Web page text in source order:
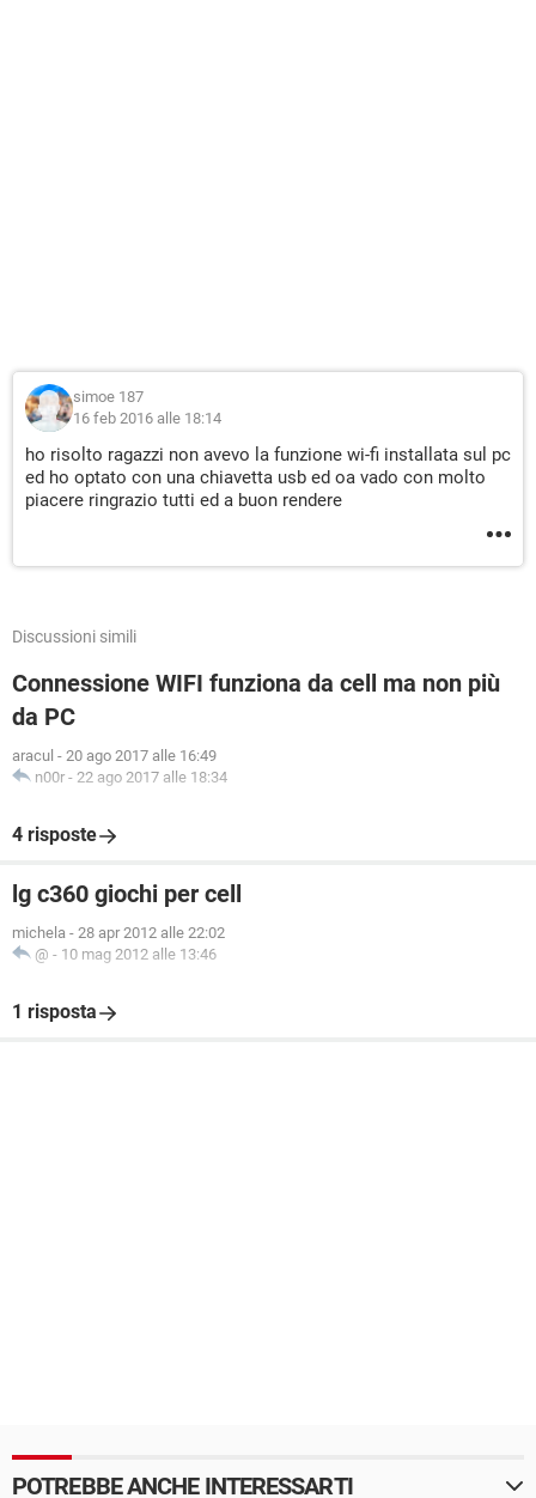
simoe 187
16 feb 2016 alle 18:14
ho risolto ragazzi non avevo la funzione wi-fi installata sul pc
ed ho optato con una chiavetta usb ed oa vado con molto
piacere ringrazio tutti ed a buon rendere
Discussioni simili
Connessione WIFI funziona da cell ma non più
da PC
aracul - 20 ago 2017 alle 16:49
n00r - 22 ago 2017 alle 18:34
4 risposte
lg c360 giochi per cell
michela - 28 apr 2012 alle 22:02
@ - 10 mag 2012 alle 13:46
1 risposta
POTREBBE ANCHE INTERESSARTI